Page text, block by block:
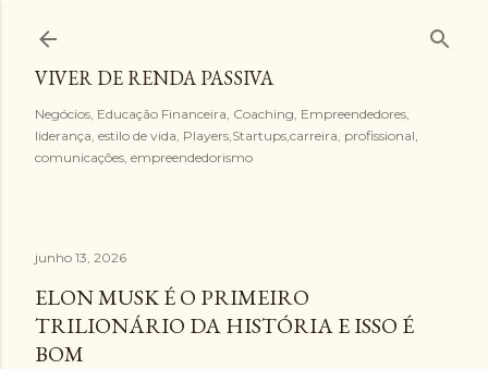
VIVER DE RENDA PASSIVA
Negócios, Educação Financeira, Coaching, Empreendedores,
liderança, estilo de vida, Players,Startups,carreira, profissional,
comunicações, empreendedorismo
junho 13, 2026
ELON MUSK É O PRIMEIRO
TRILIONÁRIO DA HISTÓRIA E ISSO É
BOM